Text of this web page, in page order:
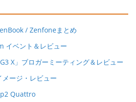
/ Zenfoneまとめ
イベント＆レビュー
X」ブロガーミーティング＆レビュー
ージ・レビュー
Quattro